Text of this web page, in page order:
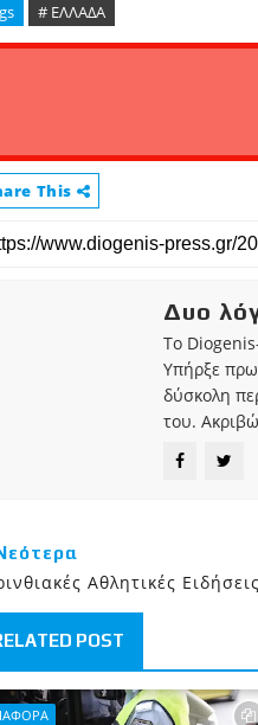
# ΕΛΛΑΔΑ
This
Δυο
Το
Υπήρξε
δύσκολη
του.
Αθλητικές Ειδήσεις
POST